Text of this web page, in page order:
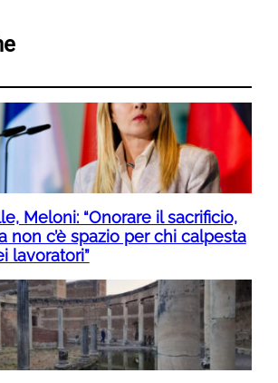
Meloni: “Onorare il sacrificio,
non c’è spazio per chi calpesta
lavoratori”